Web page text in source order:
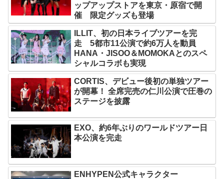
ップアップストアを東京・原宿で開
催 限定グッズも登場
ILLIT、初の日本ライブツアーを完
走 5都市11公演で約6万人を動員
HANA・JISOO＆MOMOKAとのスペ
シャルコラボも実現
CORTIS、デビュー後初の単独ツアー
が開幕！ 全席完売の仁川公演で圧巻の
ステージを披露
EXO、約6年ぶりのワールドツアー日
本公演を完走
ENHYPEN公式キャラクター